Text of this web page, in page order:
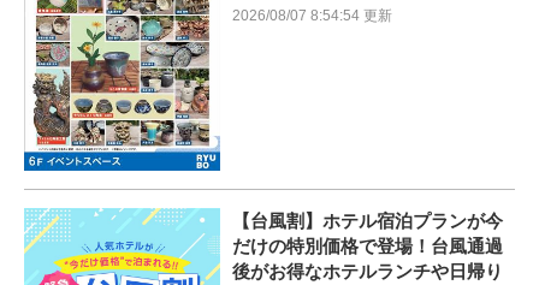
2026/08/07 8:54:54 更新
【台風割】ホテル宿泊プランが今
だけの特別価格で登場！台風通過
後がお得なホテルランチや日帰り